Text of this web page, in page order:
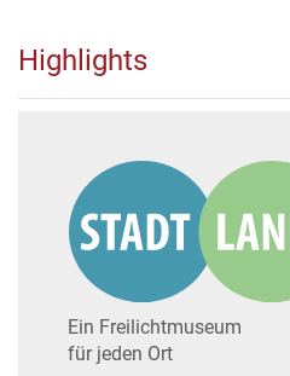
Highlights
Ein Freilichtmuseum
für jeden Ort